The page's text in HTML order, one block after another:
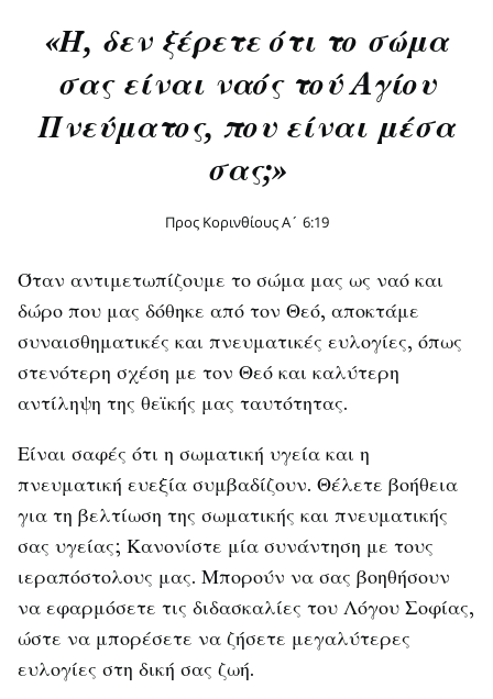
«Ή, δεν ξέρετε ότι το σώμα
σας είναι ναός τού Aγίου
Πνεύματος, που είναι μέσα
σας;»
Προς Κορινθίους Α´ 6:19
Όταν αντιμετωπίζουμε το σώμα μας ως ναό και
δώρο που μας δόθηκε από τον Θεό, αποκτάμε
συναισθηματικές και πνευματικές ευλογίες, όπως
στενότερη σχέση με τον Θεό και καλύτερη
αντίληψη της θεϊκής μας ταυτότητας.
Είναι σαφές ότι η σωματική υγεία και η
πνευματική ευεξία συμβαδίζουν. Θέλετε βοήθεια
για τη βελτίωση της σωματικής και πνευματικής
σας υγείας; Κανονίστε μία συνάντηση με τους
ιεραπόστολους μας. Μπορούν να σας βοηθήσουν
να εφαρμόσετε τις διδασκαλίες του Λόγου Σοφίας,
ώστε να μπορέσετε να ζήσετε μεγαλύτερες
ευλογίες στη δική σας ζωή.